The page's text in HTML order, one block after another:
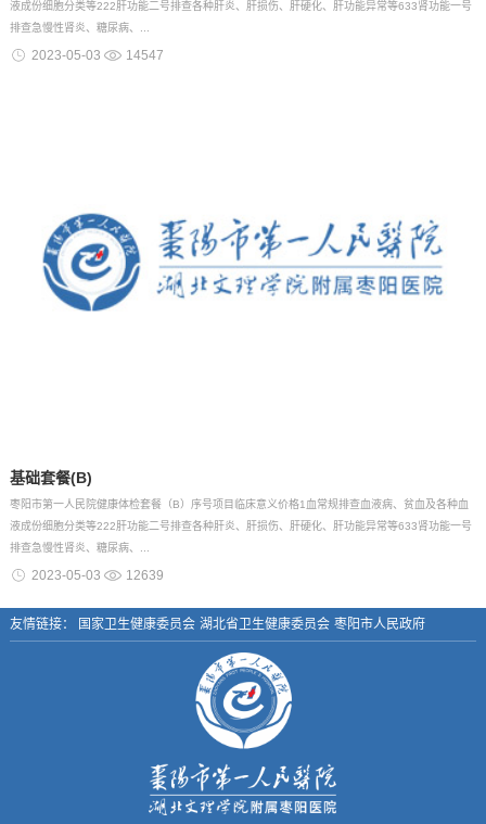
液成份细胞分类等222肝功能二号排查各种肝炎、肝损伤、肝硬化、肝功能异常等633肾功能一号
排查急慢性肾炎、糖尿病、...
2023-05-03 14547
基础套餐(B)
枣阳市第一人民院健康体检套餐（B）序号项目临床意义价格1血常规排查血液病、贫血及各种血
液成份细胞分类等222肝功能二号排查各种肝炎、肝损伤、肝硬化、肝功能异常等633肾功能一号
排查急慢性肾炎、糖尿病、...
2023-05-03 12639
友情链接： 国家卫生健康委员会 湖北省卫生健康委员会 枣阳市人民政府